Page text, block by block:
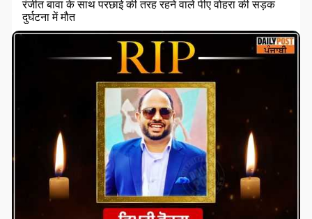
रंजीत बावा के साथ परछाई की तरह रहने वाले पीए वोहरा की सड़क
दुर्घटना में मौत